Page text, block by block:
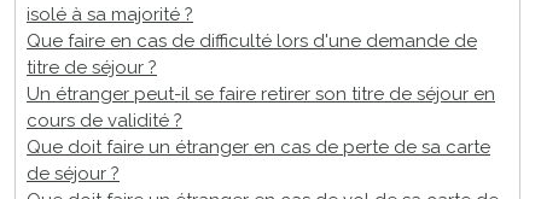
isolé à sa majorité ?
Que faire en cas de difficulté lors d'une demande de
titre de séjour ?
Un étranger peut-il se faire retirer son titre de séjour en
cours de validité ?
Que doit faire un étranger en cas de perte de sa carte
de séjour ?